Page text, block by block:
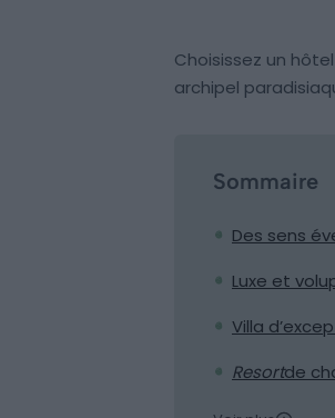
Choisissez un
archipel
Sommaire
Des sens
Luxe et
Villa
Resortde